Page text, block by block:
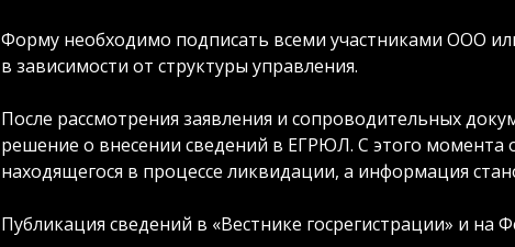
Форму необходимо подписать всеми участниками ООО
в зависимости от структуры управления.
После рассмотрения заявления и сопроводительных
решение о внесении сведений в ЕГРЮЛ. С этого момента
находящегося в процессе ликвидации, а информация
Публикация сведений в «Вестнике госрегистрации» и на